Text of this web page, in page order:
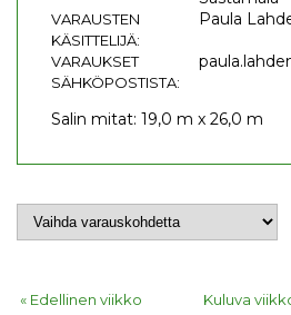
VARAUSTEN
KÄSITTELIJÄ:
Paula
VARAUKSET
SÄHKÖPOSTISTA:
Salin mitat: 19,0 m x 26,0 m
« Edellinen viikko
Kuluva